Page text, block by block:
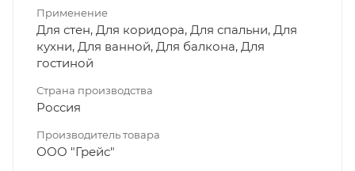
Применение
Для стен, Для коридора, Для спальни, Для
кухни, Для ванной, Для балкона, Для
гостиной
Страна производства
Россия
Производитель товара
ООО "Грейс"